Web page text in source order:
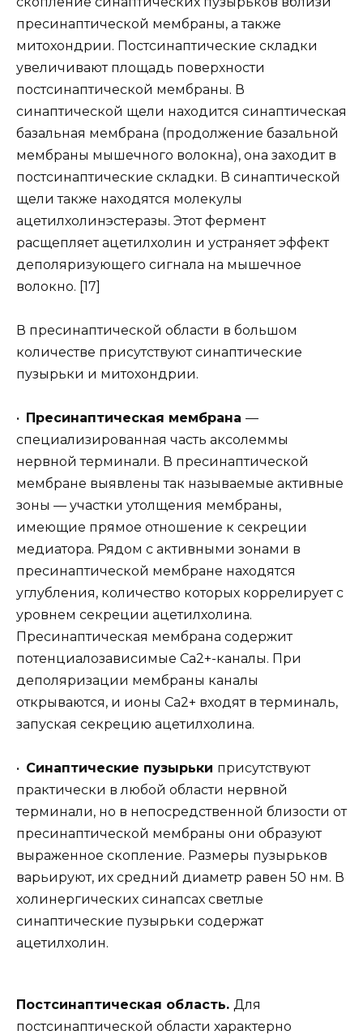
пресинаптической мембраны, а также
митохондрии. Постсинаптические складки
увеличивают площадь поверхности
постсинаптической мембраны. В
синаптической щели находится синаптическая
базальная мембрана (продолжение базальной
мембраны мышечного волокна), она заходит в
постсинаптические складки. В синаптической
щели также находятся молекулы
ацетилхолинэстеразы. Этот фермент
расщепляет ацетилхолин и устраняет эффект
деполяризующего сигнала на мышечное
волокно. [17]
В пресинаптической области в большом
количестве присутствуют синаптические
пузырьки и митохондрии.
• Пресинаптическая мембрана —
специализированная часть аксолеммы
нервной терминали. В пресинаптической
мембране выявлены так называемые активные
зоны — участки утолщения мембраны,
имеющие прямое отношение к секреции
медиатора. Рядом с активными зонами в
пресинаптической мембране находятся
углубления, количество которых коррелирует с
уровнем секреции ацетилхолина.
Пресинаптическая мембрана содержит
потенциалозависимые Са2+-каналы. При
деполяризации мембраны каналы
открываются, и ионы Са2+ входят в терминаль,
запуская секрецию ацетилхолина.
• Синаптические пузырьки присутствуют
практически в любой области нервной
терминали, но в непосредственной близости от
пресинаптической мембраны они образуют
выраженное скопление. Размеры пузырьков
варьируют, их средний диаметр равен 50 нм. В
холинергических синапсах светлые
синаптические пузырьки содержат
ацетилхолин.
Постсинаптическая область. Для
постсинаптической области характерно